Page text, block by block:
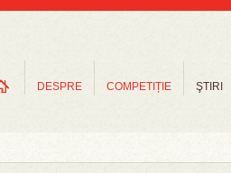
DESPRE COMPETIȚIE ŞTIRI